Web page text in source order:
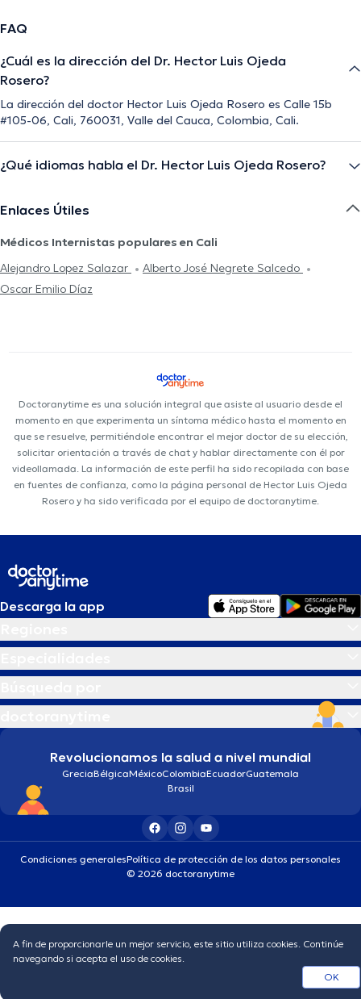
FAQ
¿Cuál es la dirección del Dr. Hector Luis Ojeda
Rosero?
La dirección del doctor Hector Luis Ojeda Rosero es Calle 15b
#105-06, Cali, 760031, Valle del Cauca, Colombia, Cali.
¿Qué idiomas habla el Dr. Hector Luis Ojeda Rosero?
Enlaces Útiles
Médicos Internistas populares en Cali
Alejandro Lopez Salazar
Alberto José Negrete Salcedo
Oscar Emilio Díaz
Doctoranytime es una solución integral que asiste al usuario desde el
momento en que experimenta un síntoma médico hasta el momento en
que se resuelve, permitiéndole encontrar el mejor doctor de su elección,
solicitar orientación a través de chat y hablar directamente con él por
videollamada. La información de este perfil ha sido recopilada con base
en fuentes de confianza, como la página personal de Hector Luis Ojeda
Rosero y ha sido verificada por el equipo de doctoranytime.
Descarga la app
Revolucionamos la salud a nivel mundial
GreciaBélgicaMéxicoColombiaEcuadorGuatemala
Brasil
Condiciones generalesPolítica de protección de los datos personales
© 2026 doctoranytime
A fin de proporcionarle un mejor servicio, este sitio utiliza cookies. Continúe
navegando si acepta el uso de cookies.
OK